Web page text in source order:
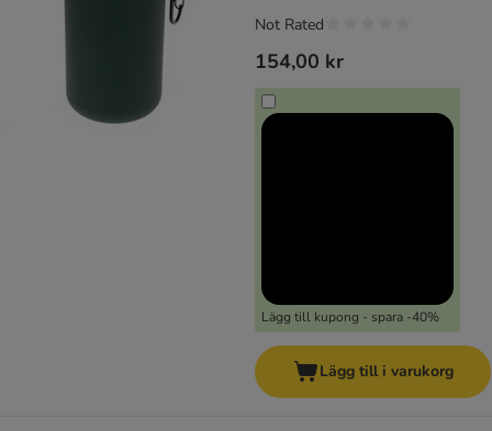
154,00 kr
Lägg till kupong - spara -40%
Not Rated
Lägg till i varukorg